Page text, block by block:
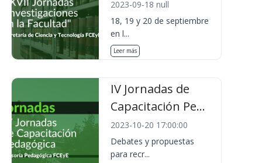
2023-09-18 null
18, 19 y 20 de septiembre
en l...
Leer más
IV Jornadas de
Capacitación Pe...
2023-10-20 17:00:00
Debates y propuestas
para recr...